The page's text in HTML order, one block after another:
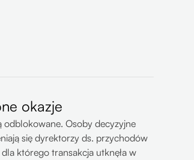
okazje
odblokowane. Osoby decyzyjne
się dyrektorzy ds. przychodów
którego transakcja utknęła w